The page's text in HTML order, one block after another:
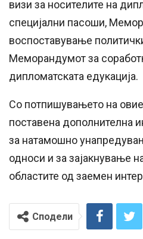
визи за носителите на
специјални пасоши,
воспоставување
Меморандумот за
дипломатската едукација.
Со потпишувањето на
поставена дополнителна
за натамошно
односи и за зајакнување
областите од заемен
Сподели